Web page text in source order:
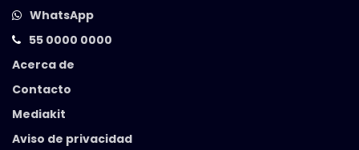
WhatsApp
55 0000 0000
Acerca de
Contacto
Mediakit
Aviso de privacidad